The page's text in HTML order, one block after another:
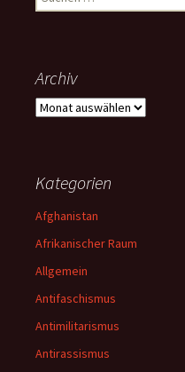
nach:
Archiv
Archiv
Kategorien
Afghanistan
Afrikanischer Raum
Allgemein
Antifaschismus
Antimilitarismus
Antirassismus